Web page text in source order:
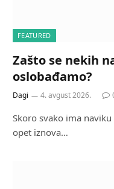
FEATURED
Zašto se nekih
oslobađamo?
Dagi 4. avgust 2026.
Skoro svako ima
opet iznova…